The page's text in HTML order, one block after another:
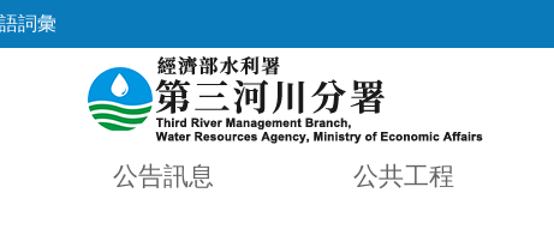
詞彙
公告訊息 公共工程